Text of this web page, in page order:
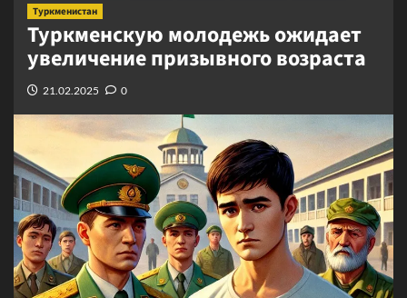
Туркменистан
Туркменскую молодежь ожидает
увеличение призывного возраста
21.02.2025 0